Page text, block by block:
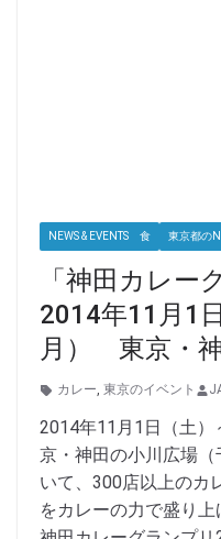
NEWS & EVENTS 食 東京都の
「神田カレ
2014年11月1
月） 東京・
カレー, 東京のイベント
2014年11月1日（土
京・神田の小川広場
いて、300店以上のカ
をカレーの力で盛り